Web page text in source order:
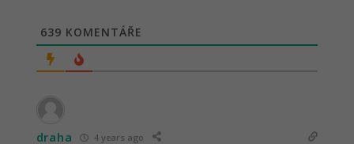
639 KOMENTÁŘE
draha 4 years ago